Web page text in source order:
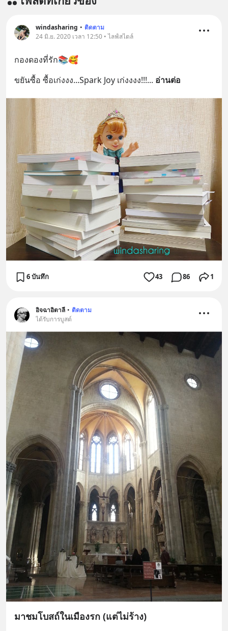
สั่งซื้อสินค้า Diip CBD 💬 LINE :
@diipgeek 🔗 หรือกดลิงก์
windasharing • ติดตาม
24 มิ.ย. 2020 เวลา 12:50 • ไลฟ์สไตล์
กองดองที่รัก📚🥰
ขยันซื้อ ซื้อเก่งงง...Spark Joy เก่งงงง!!!... อ่านต่อ
6 บันทึก 43 86 1
อิจฉาอิตาลี • ติดตาม
ได้รับการบูสต์
มาชมโบสถ์ในเมืองรก (แต่ไม่ร้าง)